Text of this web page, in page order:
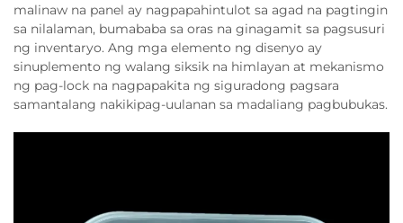
malinaw na panel ay nagpapahintulot sa agad na pagtingin
sa nilalaman, bumababa sa oras na ginagamit sa pagsusuri
ng inventaryo. Ang mga elemento ng disenyo ay
sinuplemento ng walang siksik na himlayan at mekanismo
ng pag-lock na nagpapakita ng siguradong pagsara
samantalang nakikipag-uulanan sa madaliang pagbubukas.